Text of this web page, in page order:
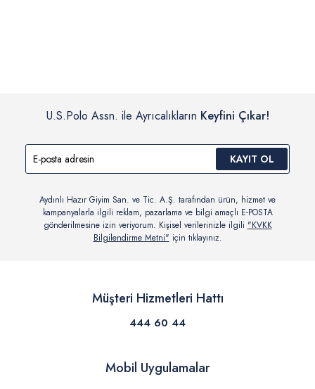
U.S.Polo Assn. ile Ayrıcalıkların Keyfini Çıkar!
KAYIT OL
Aydınlı Hazır Giyim San. ve Tic. A.Ş. tarafından ürün, hizmet ve
kampanyalarla ilgili reklam, pazarlama ve bilgi amaçlı E-POSTA
gönderilmesine izin veriyorum. Kişisel verilerinizle ilgili "KVKK
Bilgilendirme Metni" için tıklayınız.
Müşteri Hizmetleri Hattı
444 60 44
Mobil Uygulamalar